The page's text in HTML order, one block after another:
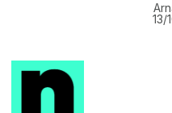
13/